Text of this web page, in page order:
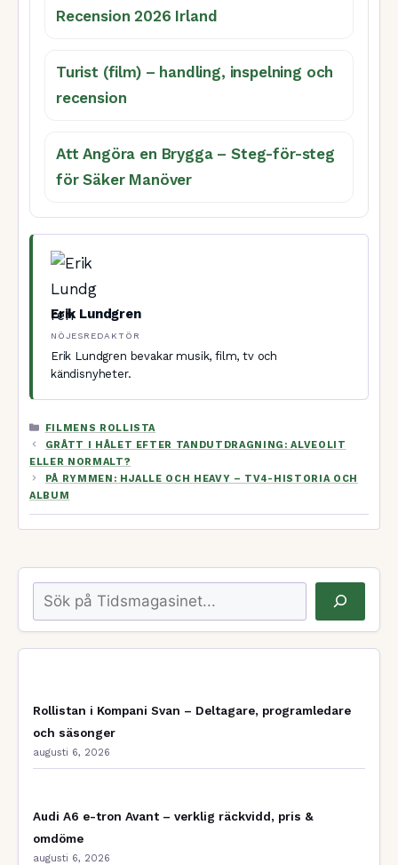
Recension 2026 Irland
Turist (film) – handling, inspelning och
recension
Att Angöra en Brygga – Steg-för-steg
för Säker Manöver
Erik Lundgren
NÖJESREDAKTÖR
Erik Lundgren bevakar musik, film, tv och
kändisnyheter.
KATEGORIER
FILMENS ROLLISTA
GRÅTT I HÅLET EFTER TANDUTDRAGNING: ALVEOLIT
ELLER NORMALT?
PÅ RYMMEN: HJALLE OCH HEAVY – TV4-HISTORIA OCH
ALBUM
Sök
Rollistan i Kompani Svan – Deltagare, programledare
och säsonger
augusti 6, 2026
Audi A6 e-tron Avant – verklig räckvidd, pris &
omdöme
augusti 6, 2026